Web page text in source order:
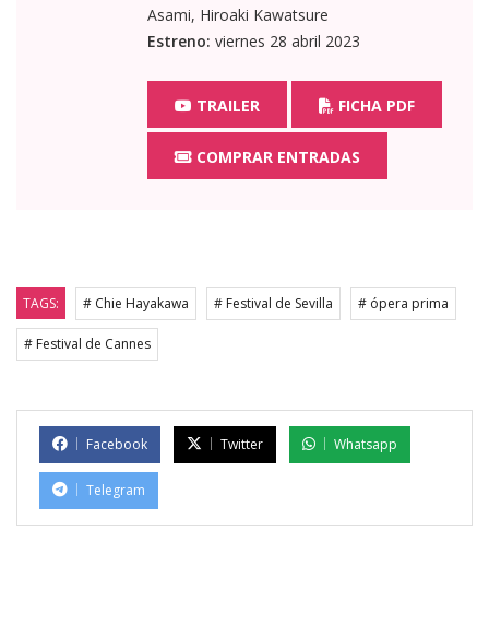
Asami, Hiroaki Kawatsure
Estreno: viernes 28 abril 2023
TRAILER FICHA PDF
COMPRAR ENTRADAS
TAGS: # Chie Hayakawa # Festival de Sevilla # ópera prima
# Festival de Cannes
Facebook Twitter Whatsapp
Telegram